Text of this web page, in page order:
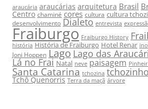
araucária araucárias arquitetura Brasil
Centro chaminé cores cultura cultura
desenvolvimento Dialeto entrevista
Fraiburgo Fraiburgo History
história História de Fraiburgo Hotel Renar
Joni Hoppen Lago Lago das
Lá no Frai Natal neve paisagem
Santa Catarina tchozina tchozinho
Tchô Quenorris Terra da maçã árvore